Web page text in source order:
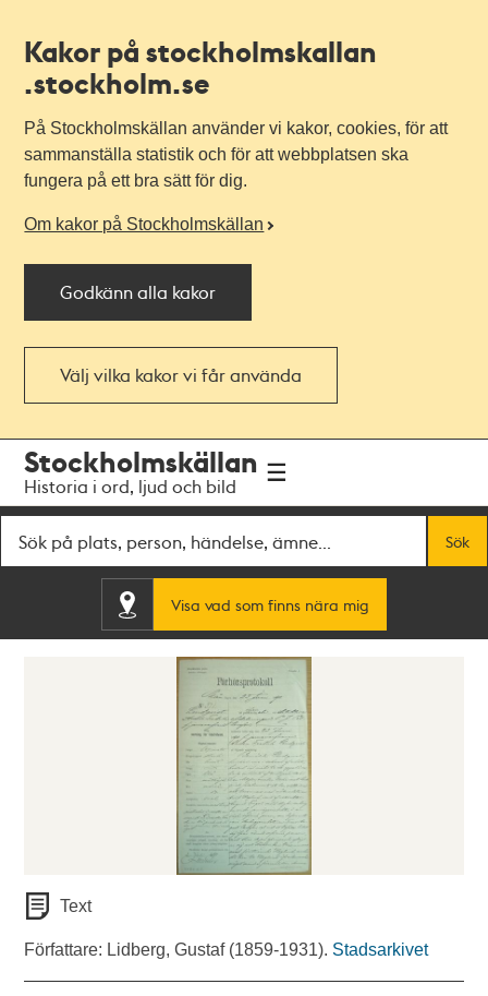
Kakor på stockholmskallan
.stockholm.se
På Stockholmskällan använder vi kakor, cookies, för att
sammanställa statistik och för att webbplatsen ska
fungera på ett bra sätt för dig.
Om kakor på Stockholmskällan
Godkänn alla kakor
Välj vilka kakor vi får använda
navigationen
huvudinnehållet
Stockholmskällan
Historia i ord, ljud och bild
Sök
Visa vad som finns nära mig
Text
Författare: Lidberg, Gustaf (1859-1931). Stadsarkivet